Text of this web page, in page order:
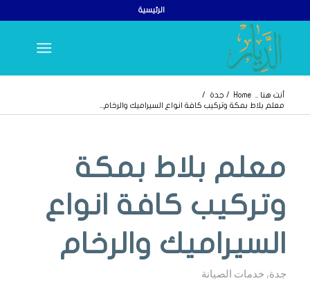
الرئيسية
أنت هنا .. Home
/ جدة
/
معلم بلاط بمكة وتركيب كافة انواع السيراميك والرخام...
معلم بلاط بمكة
وتركيب كافة انواع
السيراميك والرخام
جدة, خدمات الصيانة